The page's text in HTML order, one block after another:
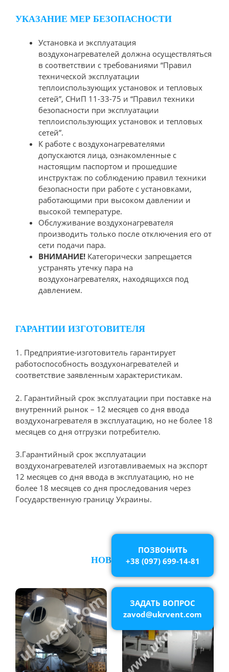
УКАЗАНИЕ МЕР БЕЗОПАСНОСТИ
Установка и эксплуатация
воздухонагревателей должна осуществляться
в соответствии с требованиями “Правил
технической эксплуатации
теплоиспользующих установок и тепловых
сетей”, СНиП 11-33-75 и “Правил техники
безопасности при эксплуатации
теплоиспользующих установок и тепловых
сетей”.
К работе с воздухонагревателями
допускаются лица, ознакомленные с
настоящим паспортом и прошедшие
инструктаж по соблюдению правил техники
безопасности при работе с установками,
работающими при высоком давлении и
высокой температуре.
Обслуживание воздухонагревателя
производить только после отключения его от
сети подачи пара.
ВНИМАНИЕ! Категорически запрещается
устранять утечку пара на
воздухонагревателях, находящихся под
давлением.
ГАРАНТИИ ИЗГОТОВИТЕЛЯ
1. Предприятие-изготовитель гарантирует
работоспособность воздухонагревателей и
соответствие заявленным характеристикам.
2. Гарантийный срок эксплуатации при поставке на
внутренний рынок – 12 месяцев со дня ввода
воздухонагревателя в эксплуатацию, но не более 18
месяцев со дня отгрузки потребителю.
3.Гарантийный срок эксплуатации
воздухонагревателей изготавливаемых на экспорт
12 месяцев со дня ввода в эксплуатацию, но не
более 18 месяцев со дня проследования через
Государственную границу Украины.
НОВОСТИ
ПОЗВОНИТЬ
+38 (097) 699-14-81
ЗАДАТЬ ВОПРОС
zavod@ukrvent.com